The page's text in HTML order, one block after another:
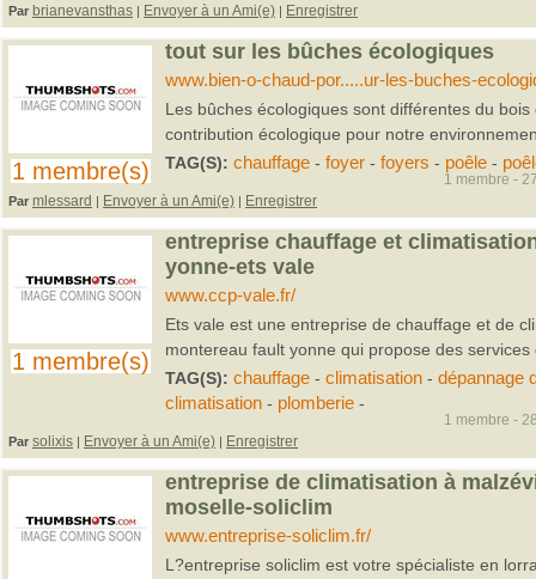
Par brianevansthas | Envoyer à un Ami(e) | Enregistrer
1 membre(s)
tout sur les bûches écologiques
www.bien-o-chaud-por.....ur-les-buches-
Les bûches écologiques sont différentes du
contribution écologique pour notre
TAG(S): chauffage- foyer- foyers - poêle-
Par mlessard | Envoyer à un Ami(e) | Enregistrer
1 membre -
1 membre(s)
entreprise chauffage et
yonne-ets vale
www.ccp-vale.fr/
Ets vale est une entreprise de chauffage et de
montereau fault yonne qui propose des
TAG(S): chauffage- climatisation- dépannage
climatisation- plomberie-
Par solixis | Envoyer à un Ami(e) | Enregistrer
1 membre -
entreprise de climatisation à
moselle-soliclim
www.entreprise-soliclim.fr/
L?entreprise soliclim est votre spécialiste en